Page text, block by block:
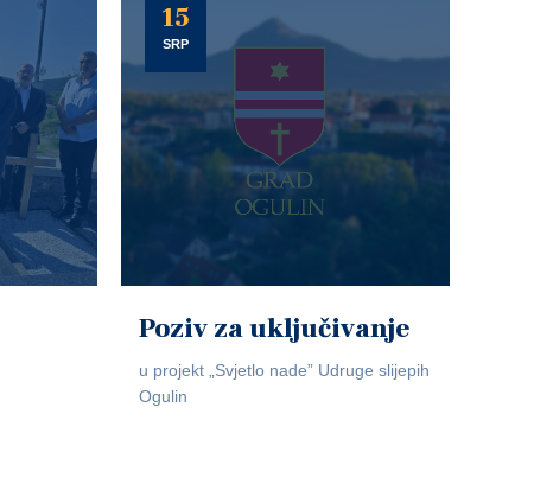
15
SRP
Poziv za uključivanje
u projekt „Svjetlo nade” Udruge slijepih
Ogulin